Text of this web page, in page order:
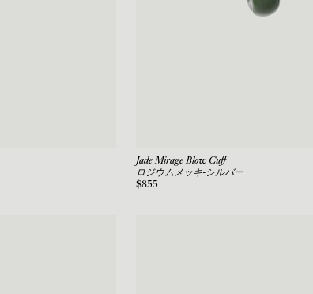
Jade Mirage Blow Cuff
ロジウムメッキ-シルバー
$855